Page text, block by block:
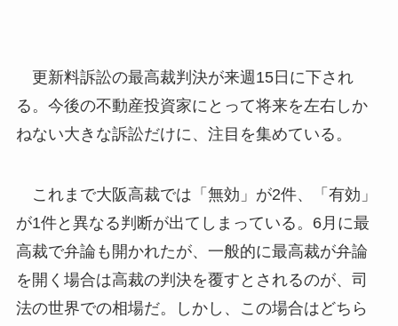
更新料訴訟の最高裁判決が来週15日に下され
る。今後の不動産投資家にとって将来を左右しか
ねない大きな訴訟だけに、注目を集めている。
これまで大阪高裁では「無効」が2件、「有効」
が1件と異なる判断が出てしまっている。6月に最
高裁で弁論も開かれたが、一般的に最高裁が弁論
を開く場合は高裁の判決を覆すとされるのが、司
法の世界での相場だ。しかし、この場合はどちら